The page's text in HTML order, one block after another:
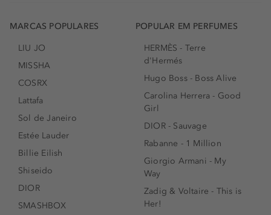
MARCAS POPULARES
LIU JO
MISSHA
COSRX
Lattafa
Sol de Janeiro
Estée Lauder
Billie Eilish
Shiseido
DIOR
SMASHBOX
POPULAR EM PERFUMES
HERMÈS - Terre
d'Hermés
Hugo Boss - Boss Alive
Carolina Herrera - Good
Girl
DIOR - Sauvage
Rabanne - 1 Million
Giorgio Armani - My
Way
Zadig & Voltaire - This is
Her!